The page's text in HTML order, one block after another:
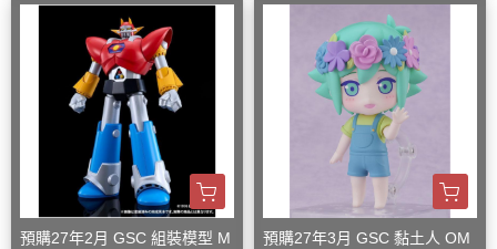
預購27年2月 GSC 組裝模型 M
預購27年3月 GSC 黏土人 OM